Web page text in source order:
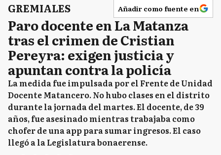
GREMIALES Añadir como fuente en
Paro docente en La Matanza
tras el crimen de Cristian
Pereyra: exigen justicia y
apuntan contra la policía
La medida fue impulsada por el Frente de Unidad
Docente Matancero. No hubo clases en el distrito
durante la jornada del martes. El docente, de 39
años, fue asesinado mientras trabajaba como
chofer de una app para sumar ingresos. El caso
llegó a la Legislatura bonaerense.